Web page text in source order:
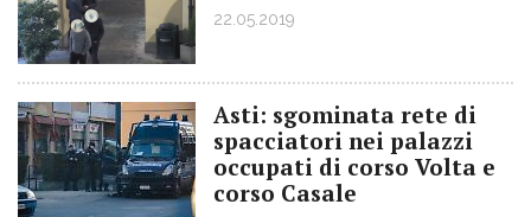
22.05.2019
Asti: sgominata rete di
spacciatori nei palazzi
occupati di corso Volta e
corso Casale